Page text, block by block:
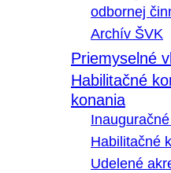
odbornej
Archív ŠVK
Priemyselné
Habilitačné
konania
Habilitačné
Udelené